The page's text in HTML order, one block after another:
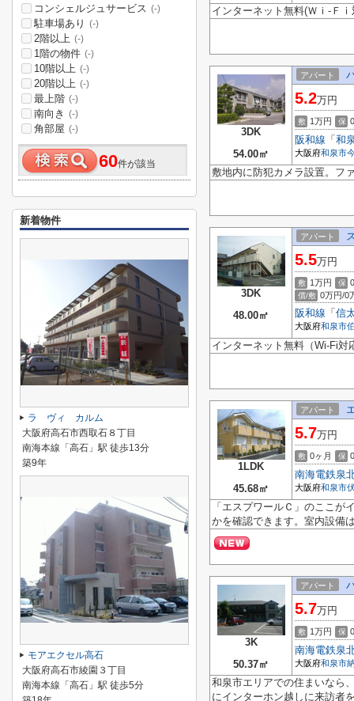
インターネット無料(Ｗｉ-Ｆ
3DK
54.00㎡
アパート
5.2万円
敷 1万円 保
阪和線 「 和
大阪府和泉市
敷地内に防犯カメラ設置。フ
3DK
48.00㎡
アパート
5.5万円
敷 1万円 保
償/敷 0万円/0
阪和線 「 信
大阪府和泉市
インターネット無料（Wi-Fi対
1LDK
45.68㎡
アパート
5.7万円
敷 0ヶ月 保
南海電鉄泉
大阪府和泉市
「エスプワールＣ」のここ
かを確認できます。室内設備
3K
50.37㎡
アパート
5.7万円
敷 1万円 保
南海電鉄泉
大阪府和泉市
和泉市エリアでの住まいなら
にインターホン越しに来訪者
コンシェルジュサービス (-)
駐車場あり (-)
2階以上 (-)
1階の物件 (-)
10階以上 (-)
20階以上 (-)
最上階 (-)
南向き (-)
角部屋 (-)
60件が該当
新着物件
ラ ヴィ カルム
大阪府高石市西取石８丁目
南海本線「高石」駅 徒歩13分
築9年
モアエクセル高石
大阪府高石市綾園３丁目
南海本線「高石」駅 徒歩5分